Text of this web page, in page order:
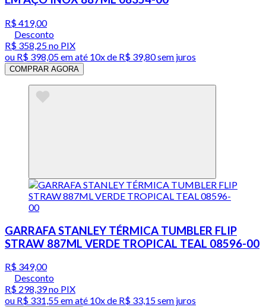
R$ 419,00
Desconto
R$ 358,25no PIX
ou R$ 398,05em até 10x de R$ 39,80 sem juros
COMPRAR AGORA
GARRAFA STANLEY TÉRMICA TUMBLER FLIP
STRAW 887ML VERDE TROPICAL TEAL 08596-00
R$ 349,00
Desconto
R$ 298,39no PIX
ou R$ 331,55em até 10x de R$ 33,15 sem juros